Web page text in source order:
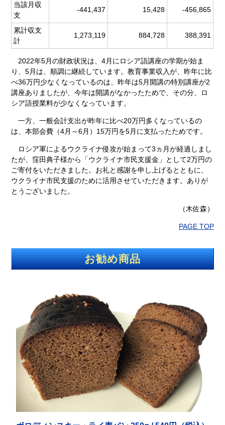
当該月収
支
-441,437 15,428 -456,865
累計収支
計
1,273,119 884,728 388,391
2022年5月の財政状況は、4月にロシア語講座の学期が始ま
り、5月は、順調に継続しています。教育事業収入が、昨年に比
べ36万円少なくなっているのは、昨年は5月開講の特別講座が2
講座ありましたが、今年は開講がなかったためで、その分、ロ
シア語授業料が少なくなっています。
一方、一般会計支出が昨年に比べ20万円多くなっているの
は、本部会費（4月～6月）15万円を5月に支払ったためです。
ロシア軍によるウクライナ侵攻が始まって3ヵ月が経過しまし
たが、窪田典子様から「ウクライナ市民支援金」として2万円の
ご寄付をいただきました。お礼と感謝を申し上げるとともに、
ウクライナ市民支援のために活用させていただきます。ありが
とうございました。
（木佐森）
PAGE TOP
お勧め商品